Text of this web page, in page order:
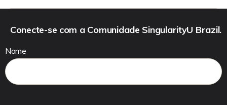
Conecte-se com a Comunidade SingularityU Brazil.
Nome